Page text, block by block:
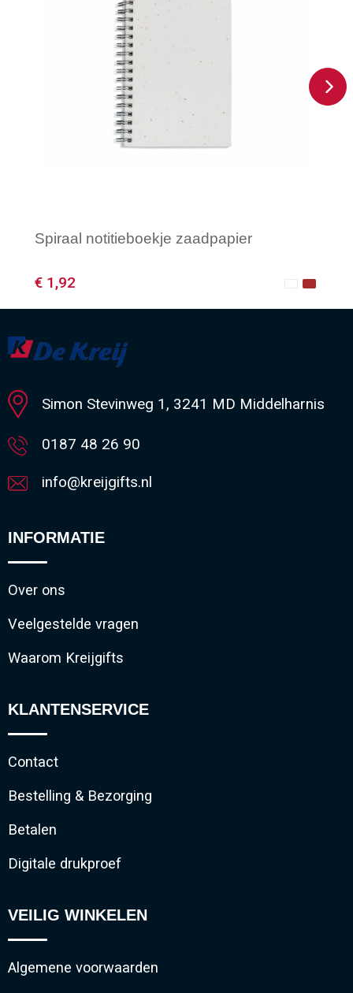
Spiraal notitieboekje zaadpapier
€ 1,92
Minimale afname: 1
Simon Stevinweg 1, 3241 MD Middelharnis
0187 48 26 90
info@kreijgifts.nl
INFORMATIE
Over ons
Veelgestelde vragen
Waarom Kreijgifts
KLANTENSERVICE
Contact
Bestelling & Bezorging
Betalen
Digitale drukproef
VEILIG WINKELEN
Algemene voorwaarden